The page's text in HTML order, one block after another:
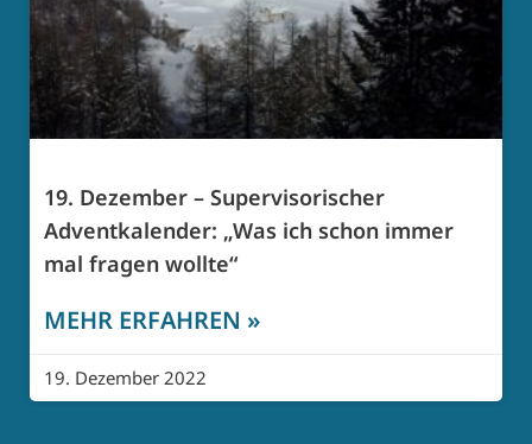
19. Dezember – Supervisorischer
Adventkalender: „Was ich schon immer
mal fragen wollte“
MEHR ERFAHREN »
19. Dezember 2022